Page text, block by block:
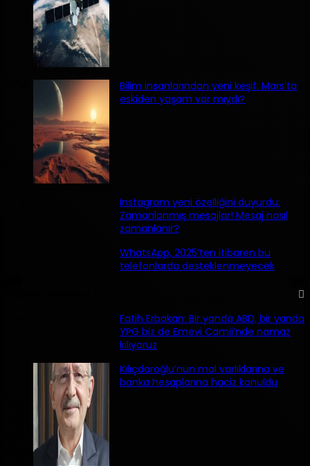
Bilim insanlarından yeni keşif: Mars’ta
eskiden yaşam var mıydı?
Instagram yeni özelliğini duyurdu:
Zamanlanmış mesajlar! Mesaj nasıl
zamanlanır?
WhatsApp, 2025’ten itibaren bu
telefonlarda desteklenmeyecek
Fatih Erbakan: Bir yanda ABD, bir yanda
YPG biz de Emevi Camii’nde namaz
kılıyoruz
Kılıçdaroğlu’nun mal varlıklarına ve
banka hesaplarına haciz konuldu